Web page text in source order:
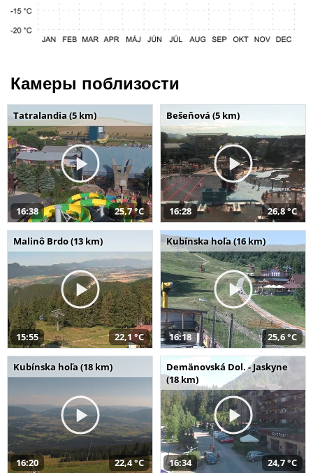
Камеры поблизости
Tatralandia (5 km)
16:38 25,7 °C
Bešeňová (5 km)
16:28 26,8 °C
Malinô Brdo (13 km)
15:55 22,1 °C
Kubínska hoľa (16 km)
16:18 25,6 °C
Kubínska hoľa (18 km)
16:20 22,4 °C
Demänovská Dol. - Jaskyne
(18 km)
16:34 24,7 °C